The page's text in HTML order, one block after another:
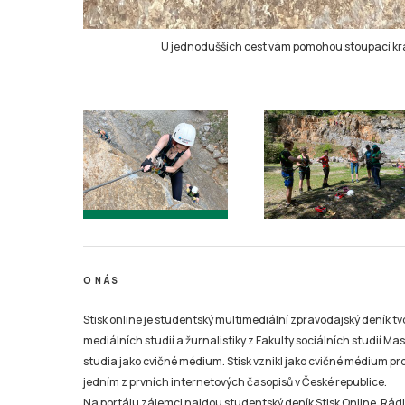
U jednodušších cest vám pomohou stoupací
O NÁS
Stisk online je studentský multimediální zpravodajský deník
mediálních studií a žurnalistiky z Fakulty sociálních studií
studia jako cvičné médium. Stisk vznikl jako cvičné médium
jedním z prvních internetových časopisů v České republice.